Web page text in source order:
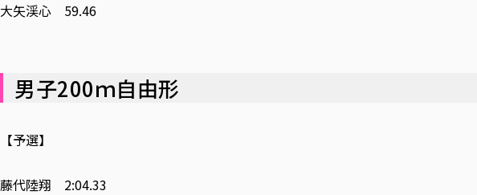
大矢渓心 59.46
男子200ｍ自由形
【予選】
藤代陸翔 2:04.33